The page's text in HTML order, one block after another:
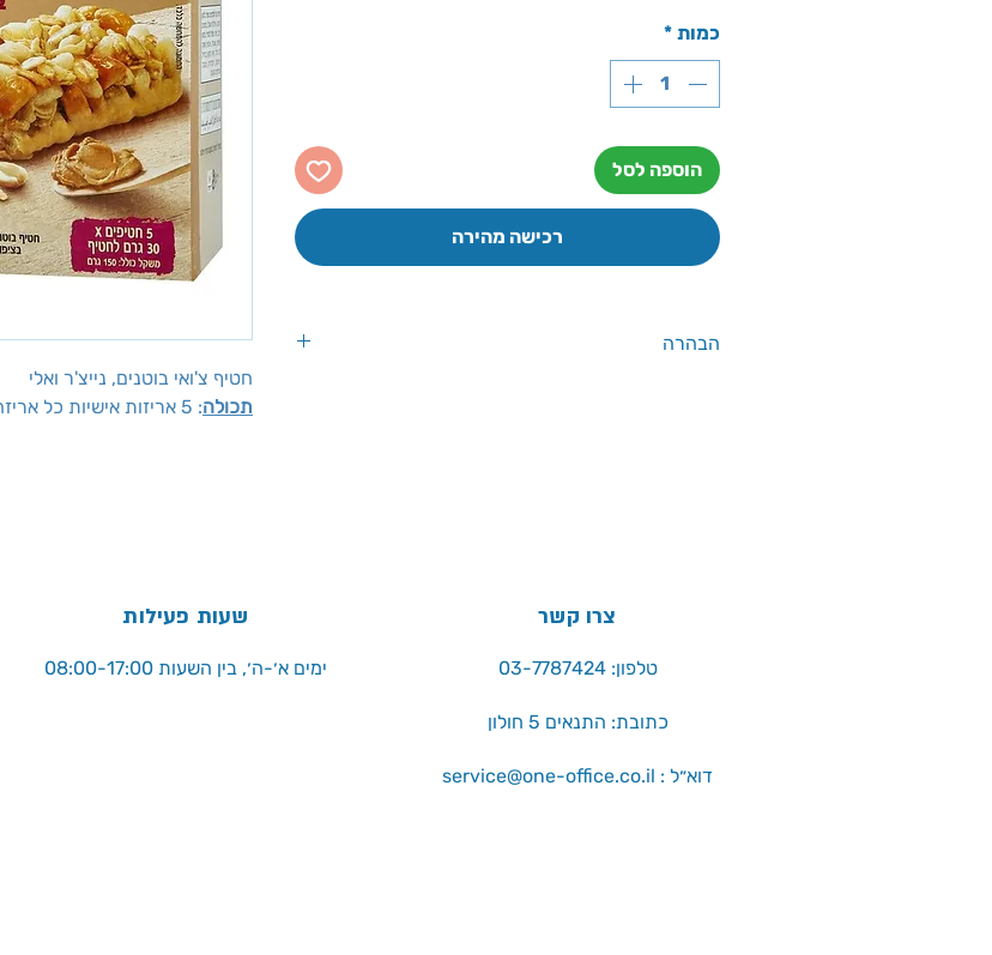
חטיף צ'ואי בוטנים, נייצ'ר ואלי
תכולה: 5 אריזות אישיות כל אריזה מכילה 30 גר'
כמות *
הוספה לסל
רכישה מהירה
הבהרה
שעות פעילות
ימים א׳-ה׳, בין השעות 08:00-17:00
צרו קשר
טלפון: 03-7787424
כתובת: התנאים 5 חולון
service@one-office.co.il : דוא״ל